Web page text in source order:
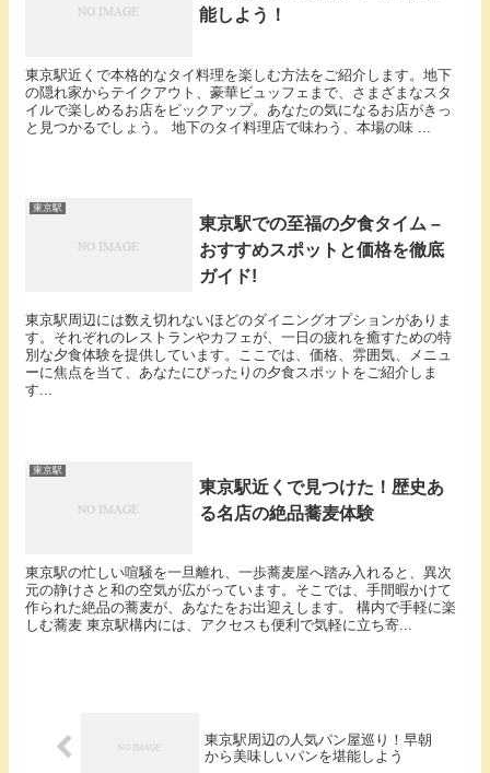
能しよう！
東京駅近くで本格的なタイ料理を楽しむ方法をご紹介します。地下
の隠れ家からテイクアウト、豪華ビュッフェまで、さまざまなスタ
イルで楽しめるお店をピックアップ。あなたの気になるお店がきっ
と見つかるでしょう。 地下のタイ料理店で味わう、本場の味 ...
東京駅
東京駅での至福の夕食タイム –
おすすめスポットと価格を徹底
ガイド!
東京駅周辺には数え切れないほどのダイニングオプションがありま
す。それぞれのレストランやカフェが、一日の疲れを癒すための特
別な夕食体験を提供しています。ここでは、価格、雰囲気、メニュ
ーに焦点を当て、あなたにぴったりの夕食スポットをご紹介しま
す...
東京駅
東京駅近くで見つけた！歴史あ
る名店の絶品蕎麦体験
東京駅の忙しい喧騒を一旦離れ、一歩蕎麦屋へ踏み入れると、異次
元の静けさと和の空気が広がっています。そこでは、手間暇かけて
作られた絶品の蕎麦が、あなたをお出迎えします。 構内で手軽に楽
しむ蕎麦 東京駅構内には、アクセスも便利で気軽に立ち寄...
東京駅周辺の人気パン屋巡り！早朝
から美味しいパンを堪能しよう